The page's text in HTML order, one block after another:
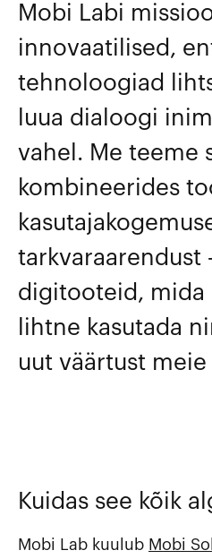
Mobi Labi
innovaatilised,
tehnoloogiad
luua dialoogi
vahel. Me teeme
kombineerides
digitooteid, mida
lihtne kasutada
uut väärtust
Kuidas see kõik
Mobi Lab kuulub Mobi